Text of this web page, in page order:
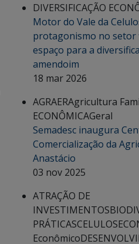
DIVERSIFICAÇÃO
Motor do Vale da
protagonismo no setor
espaço para a
amendoim
18 mar 2026
AGRAERAgricultura
ECONÔMICAGeral
Semadesc inaugura
Comercialização da
Anastácio
03 nov 2025
ATRAÇÃO DE
INVESTIMENTOS
PRÁTICASCELULOSE
Econômico